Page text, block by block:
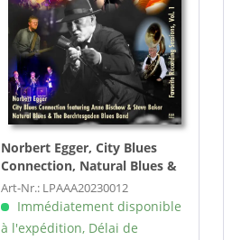
Norbert Egger, City Blues
Connection, Natural Blues &
Berchtesgaden Blues Band:
Favourite Recording Sessions,
Vol.1 (LP)
Art-Nr.: LPAAA20230012
Immédiatement disponible
à l'expédition, Délai de